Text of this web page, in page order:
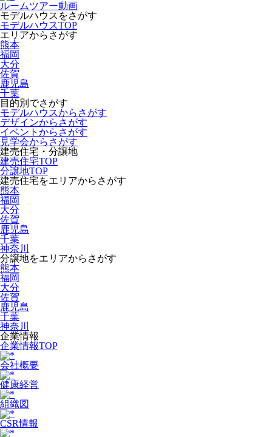
ルームツアー動画
モデルハウスをさがす
モデルハウスTOP
エリアからさがす
熊本
福岡
大分
佐賀
鹿児島
千葉
目的別でさがす
モデルハウスからさがす
デザインからさがす
イベントからさがす
見学会からさがす
建売住宅・分譲地
建売住宅TOP
分譲地TOP
建売住宅をエリアからさがす
熊本
福岡
大分
佐賀
鹿児島
千葉
神奈川
分譲地をエリアからさがす
熊本
福岡
大分
佐賀
鹿児島
千葉
神奈川
企業情報
企業情報TOP
会社概要
健康経営
組織図
CSR情報